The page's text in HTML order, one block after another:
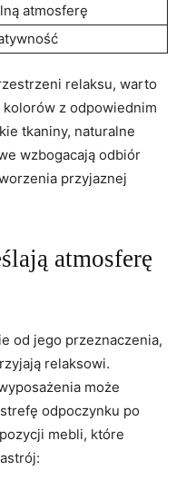
atmosferę
relaksu, warto
kolorów z odpowiednim
tkaniny, naturalne
wzbogacają odbiór
przyjaznej
atmosferę
od jego przeznaczenia,
relaksowi.
może
odpoczynku po
mebli, które